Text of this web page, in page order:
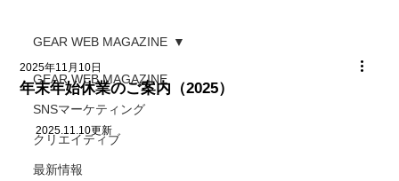
GEAR WEB MAGAZINE
SNSマーケティング
クリエイティブ
最新情報
GEAR WEB MAGAZINE
年末年始休業のご案内（2025）
2025年11月10日
2025.11.10更新